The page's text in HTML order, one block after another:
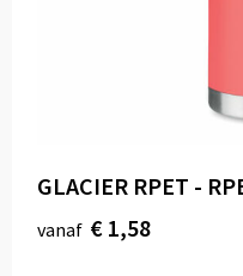
GLACIER RPET -
vanaf € 1,58